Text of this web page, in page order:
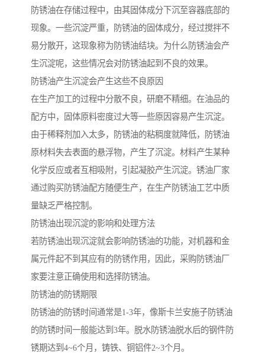
防锈油在存储过程中，由其固体成分下沉至容器底部的
现象。一些沉淀严重，防锈油的固体成分，经过搅拌不
易分散开，这现象称为防锈油结块。为什么防锈油会产
生沉淀呢，这些情况会对防锈油起到不良的效果。
防锈油产生沉淀会产生这些不良原因
在生产加工的过程中分散不良，研磨不精细。在油品的
配方中，固体原料密度过大等一些原因容易产生沉淀。
由于稀释剂加入太多，防锈油的粘稠度就降低，防锈油
原材料失去表面的悬浮物，产生了沉淀。材料产生某种
化学反应或者互相吸附，引起凝胶产生沉淀。锈油厂家
通过购买防锈油配方随便生产，在生产防锈油工艺中质
量缺乏严格控制。
防锈油出现沉淀的影响和处理方法
若防锈油出现沉淀就会影响防锈油的功能，对机器和金
属元件起不到其应有的防锈作用，因此，采购防锈油厂
家要注意正确使用和选择防锈油。
防锈油的防锈期限
防锈油的防锈时间通常是1-3年，像斯卡兰安施子防锈油
的防锈时间一般能达到3年。脱水防锈油脱水后的钢件防
锈期达到4~6个月，铸铁、铜铝件2~3个月。